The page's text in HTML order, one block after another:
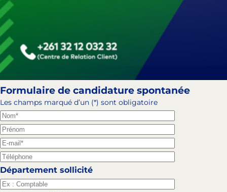
Formulaire de candidature spontanée
Les champs marqué d’un (*) sont obligatoire
Département sollicité